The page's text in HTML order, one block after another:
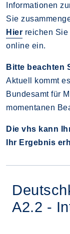
Informationen
Sie
Hier reichen
online ein.
Bitte beachten
Aktuell kommt
Bundesamt für
momentanen
Die vhs kann
Ihr Ergebnis
A2.2 -